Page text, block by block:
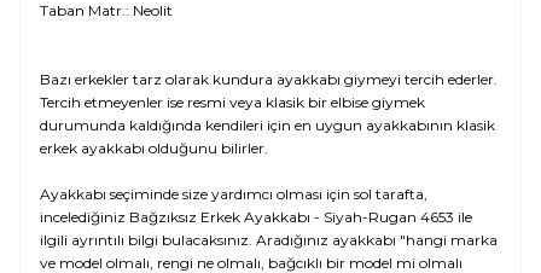
Taban Matr.: Neolit
Bazı erkekler tarz olarak kundura ayakkabı giymeyi tercih ederler.
Tercih etmeyenler ise resmi veya klasik bir elbise giymek
durumunda kaldığında kendileri için en uygun ayakkabının klasik
erkek ayakkabı olduğunu bilirler.
Ayakkabı seçiminde size yardımcı olması için sol tarafta,
incelediğiniz Bağzıksız Erkek Ayakkabı - Siyah-Rugan 4653 ile
ilgili ayrıntılı bilgi bulacaksınız. Aradığınız ayakkabı "hangi marka
ve model olmalı, rengi ne olmalı, bağcıklı bir model mi olmalı